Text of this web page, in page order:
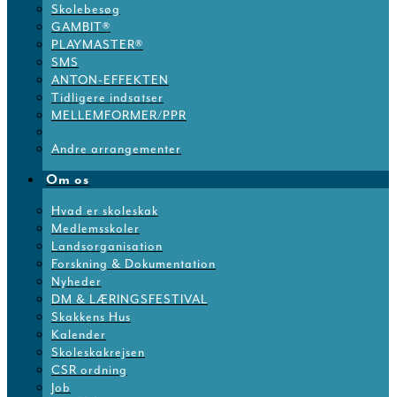
Skolebesøg
GAMBIT®
PLAYMASTER®
SMS
ANTON-EFFEKTEN
Tidligere indsatser
MELLEMFORMER/PPR
Andre arrangementer
Om os
Hvad er skoleskak
Medlemsskoler
Landsorganisation
Forskning & Dokumentation
Nyheder
DM & LÆRINGSFESTIVAL
Skakkens Hus
Kalender
Skoleskakrejsen
CSR ordning
Job